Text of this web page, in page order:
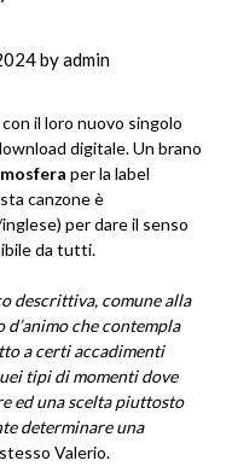
byadmin
il loro nuovo singolo
digitale. Un brano
per la label
canzone è
per dare il senso
da tutti.
descrittiva, comune alla
che contempla
a certi accadimenti
tipi di momenti dove
ed una scelta piuttosto
determinare una
Valerio.